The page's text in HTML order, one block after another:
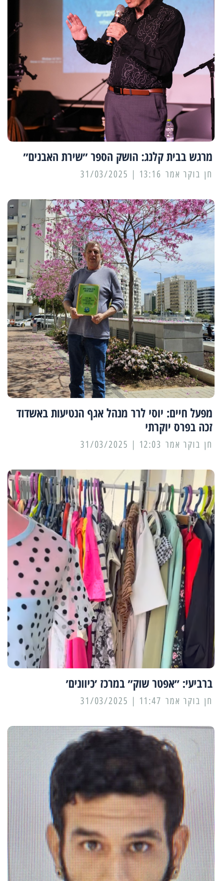
מרגש בבית קלנג: הושק הספר ״שירת האבנים״
13:16 | 31/03/2025
מפעל חיים: יוסי לרר מנהל אגף הנטיעות באשדוד
זכה בפרס יוקרתי
12:03 | 31/03/2025
ברביעי: ״אפטר שוק״ במרכז ׳כיוונים׳
11:47 | 31/03/2025